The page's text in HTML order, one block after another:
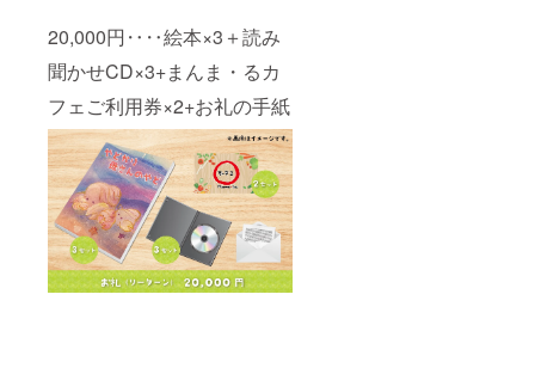
20,000円‥‥絵本×3＋読み
聞かせCD×3+まんま・るカ
フェご利用券×2+お礼の手紙